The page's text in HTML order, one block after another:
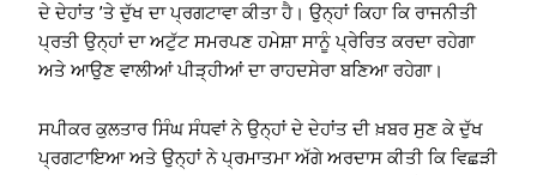
ਦੇ ਦੇਹਾਂਤ ’ਤੇ ਦੁੱਖ ਦਾ ਪ੍ਰਗਟਾਵਾ ਕੀਤਾ ਹੈ। ਉਨ੍ਹਾਂ ਕਿਹਾ ਕਿ ਰਾਜਨੀਤੀ
ਪ੍ਰਤੀ ਉਨ੍ਹਾਂ ਦਾ ਅਟੁੱਟ ਸਮਰਪਣ ਹਮੇਸ਼ਾ ਸਾਨੂੰ ਪ੍ਰੇਰਿਤ ਕਰਦਾ ਰਹੇਗਾ
ਅਤੇ ਆਉਣ ਵਾਲੀਆਂ ਪੀੜ੍ਹੀਆਂ ਦਾ ਰਾਹਦਸੇਰਾ ਬਣਿਆ ਰਹੇਗਾ।
ਸਪੀਕਰ ਕੁਲਤਾਰ ਸਿੰਘ ਸੰਧਵਾਂ ਨੇ ਉਨ੍ਹਾਂ ਦੇ ਦੇਹਾਂਤ ਦੀ ਖ਼ਬਰ ਸੁਣ ਕੇ ਦੁੱਖ
ਪ੍ਰਗਟਾਇਆ ਅਤੇ ਉਨ੍ਹਾਂ ਨੇ ਪ੍ਰਮਾਤਮਾ ਅੱਗੇ ਅਰਦਾਸ ਕੀਤੀ ਕਿ ਵਿਛੜੀ